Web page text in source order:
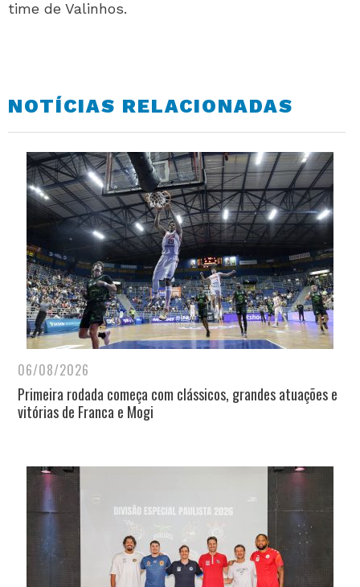
time de Valinhos.
NOTÍCIAS RELACIONADAS
06/08/2026
Primeira rodada começa com clássicos, grandes atuações e
vitórias de Franca e Mogi